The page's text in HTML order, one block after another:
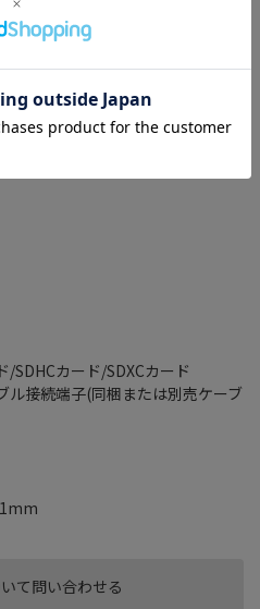
て問い合わせる
)
SDHCカード/SDXCカード
ル接続端子(同梱または別売ケーブ